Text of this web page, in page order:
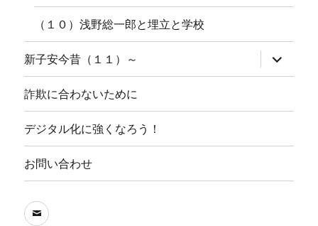
（１０）浅野総一郎と埋立と学校
新子安今昔（１１）～
ブ
メ
ー
開
詐欺に合わないために
デジタル化に強くなろう！
お問い合わせ
メ